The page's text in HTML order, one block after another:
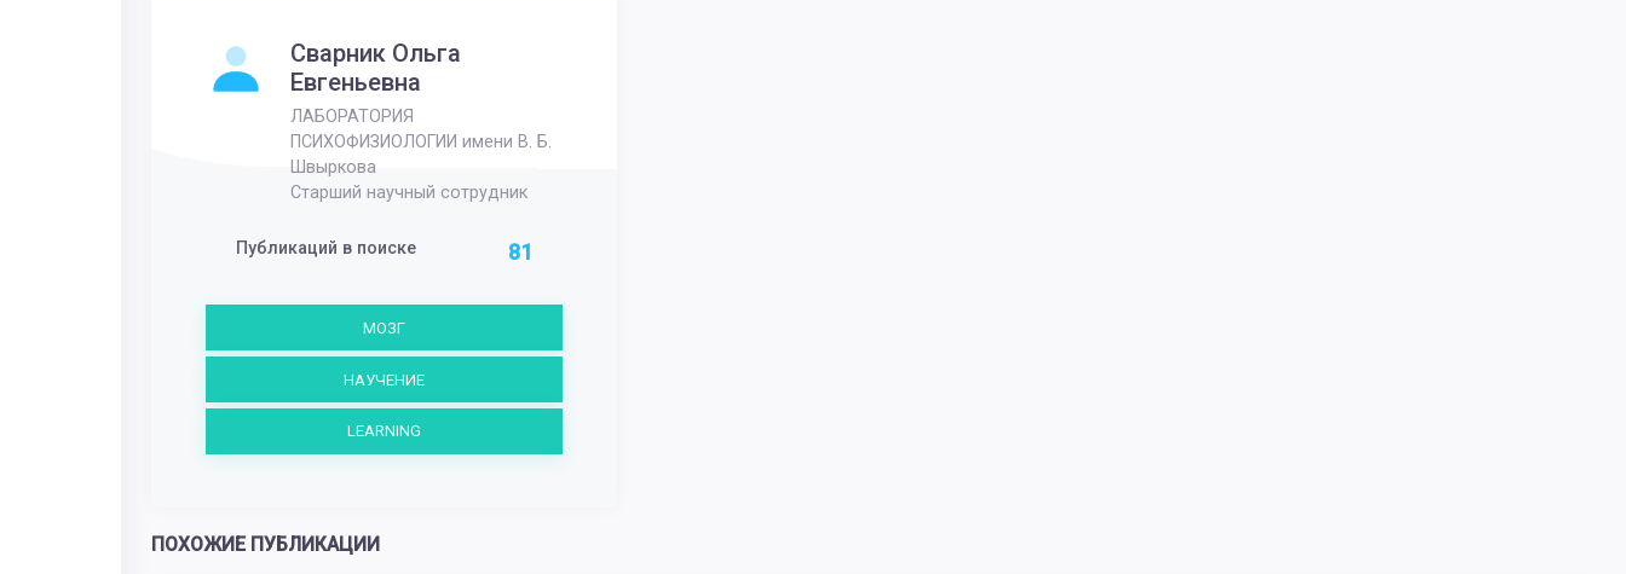
Сварник Ольга
Евгеньевна
ЛАБОРАТОРИЯ
ПСИХОФИЗИОЛОГИИ имени В. Б.
Швыркова
Старший научный сотрудник
Публикаций в поиске 81
МОЗГ
НАУЧЕНИЕ
LEARNING
ПОХОЖИЕ ПУБЛИКАЦИИ